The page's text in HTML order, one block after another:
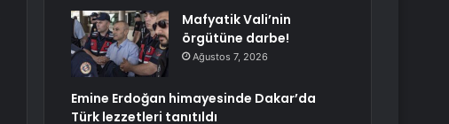
Mafyatik Vali’nin
örgütüne darbe!
Ağustos 7, 2026
Emine Erdoğan himayesinde Dakar’da
Türk lezzetleri tanıtıldı